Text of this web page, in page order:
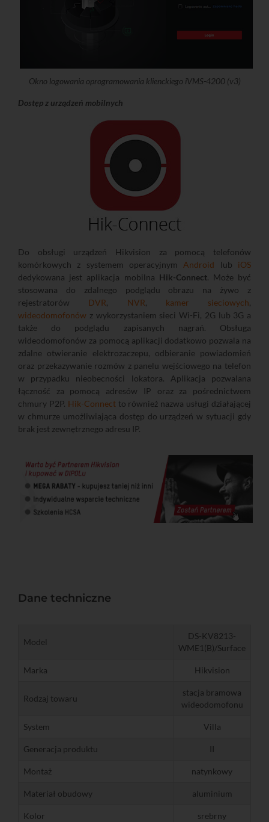
Okno logowania oprogramowania klienckiego iVMS-4200 (v3)
Dostęp z urządzeń mobilnych
Do obsługi urządzeń Hikvision za pomocą telefonów
komórkowych z systemem operacyjnym Android lub iOS
dedykowana jest aplikacja mobilna Hik-Connect. Może być
stosowana do zdalnego podglądu obrazu na żywo z
rejestratorów DVR, NVR, kamer sieciowych,
wideodomofonów z wykorzystaniem sieci Wi-Fi, 2G lub 3G a
także do podglądu zapisanych nagrań. Obsługa
wideodomofonów za pomocą aplikacji dodatkowo pozwala na
zdalne otwieranie elektrozaczepu, odbieranie powiadomień
oraz przekazywanie rozmów z panelu wejściowego na telefon
w przypadku nieobecności lokatora. Aplikacja pozwalana
łączność za pomocą adresów IP oraz za pośrednictwem
chmury P2P. Hik-Connectto również nazwa usługi działającej
w chmurze umożliwiająca dostęp do urządzeń w sytuacji gdy
brak jest zewnętrznego adresu IP.
Dane techniczne
Model
DS-KV8213-
WME1(B)/Surface
Marka Hikvision
Rodzaj towaru
stacja bramowa
wideodomofonu
System Villa
Generacja produktu II
Montaż natynkowy
Materiał obudowy aluminium
Kolor srebrny